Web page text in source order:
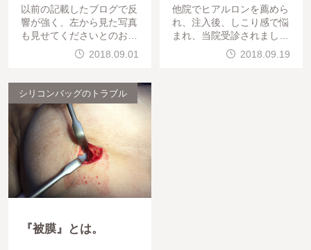
以前の記載したブログで反
響が強く、左から見た写真
も見せてくださいとのお声
を頂きました。20代 痩せ
形 女性太もも全周の脂肪
チ豊胸 です。
2018.09.01
他院でヒアルロンを薦めら
れ、注入後、しこり感で悩
まれ、当院受診されました
。ヒアルロン酸溶解をさせ
て頂き、1ヶ月経過ののち
2018.09.19
シリコンバッグのトラブル
『被膜』とは。